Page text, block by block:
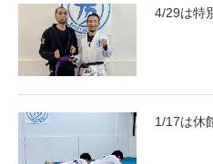
4/29は特
1/17は休